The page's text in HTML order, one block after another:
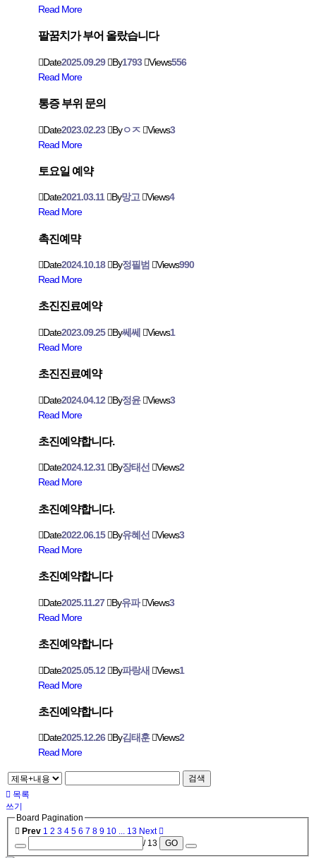
Read More
팔꿈치가 부어 올랐습니다
Date2025.09.29 By1793 Views556
Read More
통증 부위 문의
Date2023.02.23 Byㅇㅈ Views3
Read More
토요일 예약
Date2021.03.11 By망고 Views4
Read More
촉진예먁
Date2024.10.18 By정필범 Views990
Read More
초진진료예약
Date2023.09.25 By쎄쎄 Views1
Read More
초진진료예약
Date2024.04.12 By정윤 Views3
Read More
초진예약합니다.
Date2024.12.31 By장태선 Views2
Read More
초진예약합니다.
Date2022.06.15 By유혜선 Views3
Read More
초진예약합니다
Date2025.11.27 By유파 Views3
Read More
초진예약합니다
Date2025.05.12 By파랑새 Views1
Read More
초진예약합니다
Date2025.12.26 By김태훈 Views2
Read More
검색
목록
쓰기
Board Pagination
Prev 1 2 3 4 5 6 7 8 9 10 13 Next
/ 13
GO